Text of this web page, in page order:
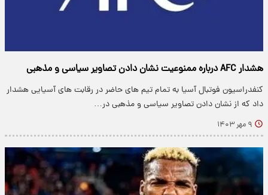
هشدار AFC درباره ممنوعیت نشان دادن تصاویر سیاسی و مذهبی
کنفدراسیون فوتبال آسیا به تمام تیم های حاضر در رقابت های آسیایی هشدار
داد که از نشان دادن تصاویر سیاسی و مذهبی در…
۹ مهر ۱۴۰۳